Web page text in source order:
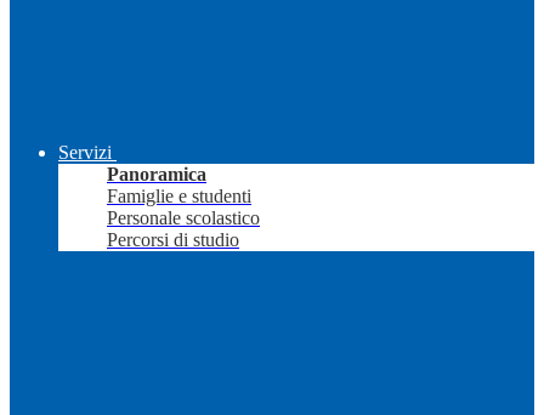
Servizi
Panoramica
Famiglie e studenti
Personale scolastico
Percorsi di studio